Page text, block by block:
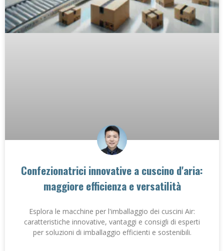
Confezionatrici innovative a cuscino d'aria:
maggiore efficienza e versatilità
Esplora le macchine per l'imballaggio dei cuscini Air:
caratteristiche innovative, vantaggi e consigli di esperti
per soluzioni di imballaggio efficienti e sostenibili.